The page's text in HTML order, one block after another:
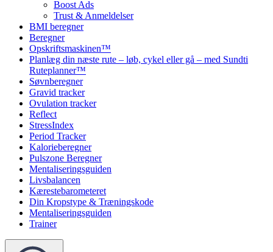
Boost Ads
Trust & Anmeldelser
BMI beregner
Beregner
Opskriftsmaskinen™
Planlæg din næste rute – løb, cykel eller gå – med Sundti
Ruteplanner™
Søvnberegner
Gravid tracker
Ovulation tracker
Reflect
StressIndex
Period Tracker
Kalorieberegner
Pulszone Beregner
Mentaliseringsguiden
Livsbalancen
Kærestebarometeret
Din Kropstype & Træningskode
Mentaliseringsguiden
Trainer